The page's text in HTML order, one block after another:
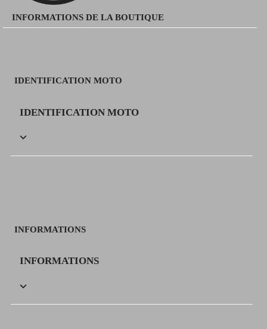
INFORMATIONS DE LA BOUTIQUE
IDENTIFICATION MOTO
IDENTIFICATION MOTO

INFORMATIONS
INFORMATIONS
